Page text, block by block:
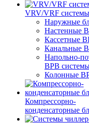
VRV/VRF системы
Наружные
Настенные
Кассетные
Канальные
Напольно-
ВРВ
Колонные
Компрессорно-
конденсаторные